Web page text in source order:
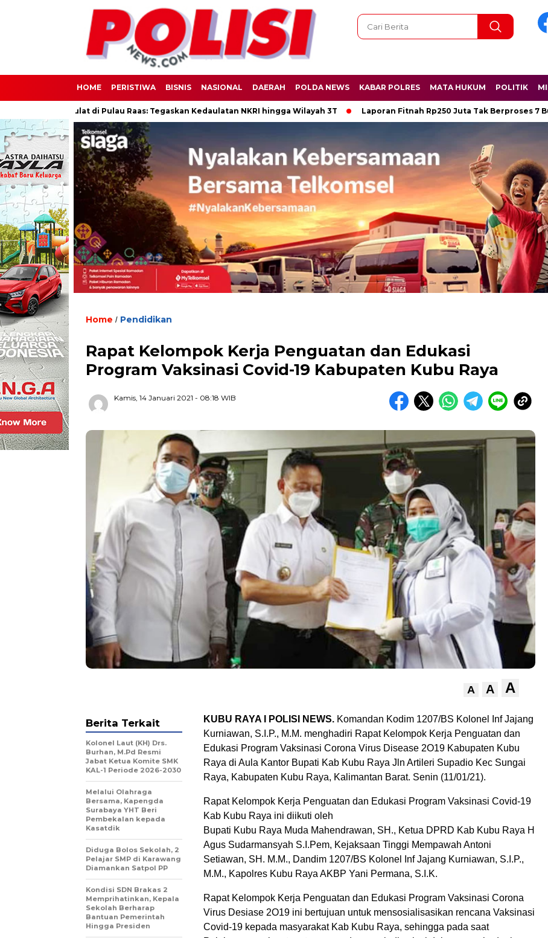
HOME PERISTIWA BISNIS NASIONAL DAERAH POLDA NEWS KABAR POLRES MATA HUKUM POLITIK
Berdaulat di Pulau Raas: Tegaskan Kedaulatan NKRI hingga Wilayah 3T Laporan Fitnah Rp250 Juta Tak Berproses 7 Bulan,
Home / Pendidikan
Rapat Kelompok Kerja Penguatan dan Edukasi
Program Vaksinasi Covid-19 Kabupaten Kubu Raya
Kamis, 14 Januari 2021 - 08:18 WIB
A A A
KUBU RAYA I POLISI NEWS. Komandan Kodim 1207/BS Kolonel Inf Jajang
Kurniawan, S.I.P., M.M. menghadiri Rapat Kelompok Kerja Penguatan dan
Edukasi Program Vaksinasi Corona Virus Disease 2O19 Kabupaten Kubu
Raya di Aula Kantor Bupati Kab Kubu Raya Jln Artileri Supadio Kec Sungai
Raya, Kabupaten Kubu Raya, Kalimantan Barat. Senin (11/01/21).
Rapat Kelompok Kerja Penguatan dan Edukasi Program Vaksinasi Covid-19
Kab Kubu Raya ini diikuti oleh
Bupati Kubu Raya Muda Mahendrawan, SH., Ketua DPRD Kab Kubu Raya H
Agus Sudarmansyah S.I.Pem, Kejaksaan Tinggi Mempawah Antoni
Setiawan, SH. M.M., Dandim 1207/BS Kolonel Inf Jajang Kurniawan, S.I.P.,
M.M., Kapolres Kubu Raya AKBP Yani Permana, S.I.K.
Rapat Kelompok Kerja Penguatan dan Edukasi Program Vaksinasi Corona
Virus Desiase 2O19 ini bertujuan untuk mensosialisasikan rencana Vaksinasi
Covid-19 kepada masyarakat Kab Kubu Raya, sehingga pada saat
Berita Terkait
Kolonel Laut (KH) Drs.
Burhan, M.Pd Resmi
Jabat Ketua Komite SMK
KAL-1 Periode 2026-2030
Melalui Olahraga
Bersama, Kapengda
Surabaya YHT Beri
Pembekalan kepada
Kasatdik
Diduga Bolos Sekolah, 2
Pelajar SMP di Karawang
Diamankan Satpol PP
Kondisi SDN Brakas 2
Memprihatinkan, Kepala
Sekolah Berharap
Bantuan Pemerintah
Hingga Presiden